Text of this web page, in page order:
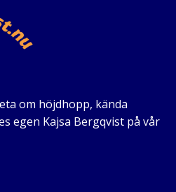
om höjdhopp, kända
egen Kajsa Bergqvist på vår